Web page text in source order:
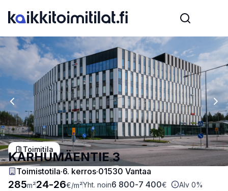
Previous slide
Toimitila
KARHUMÄENTIE 3
Toimistotila·6. kerros·01530 Vantaa
285m²24-26€/m²Yht. noin6 800-7 400€
Alv 0%